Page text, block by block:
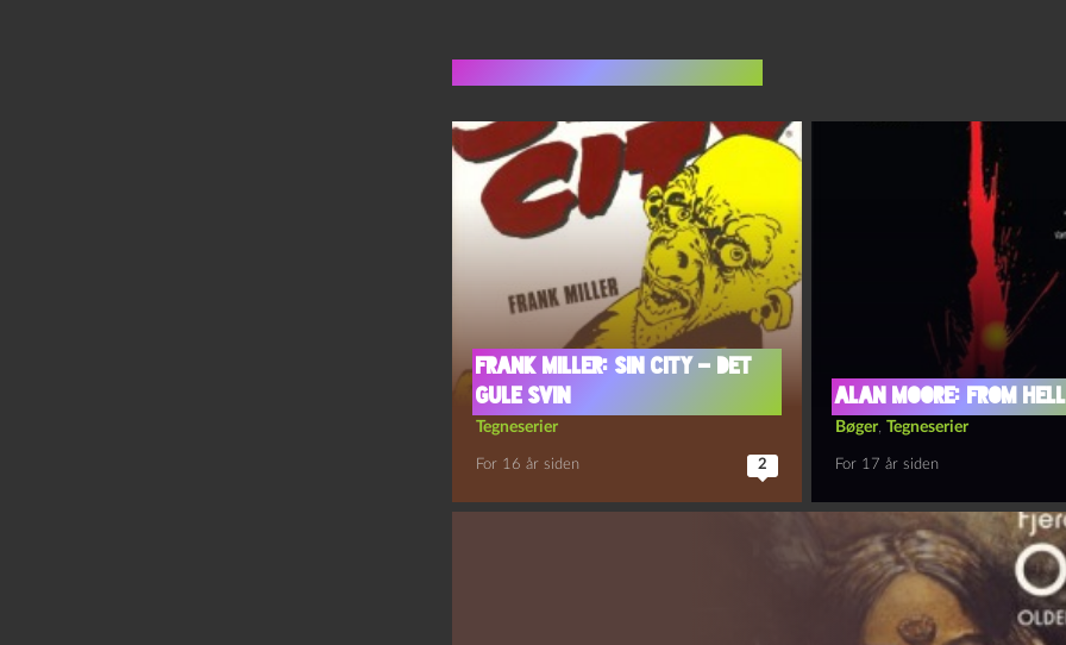
Frank Miller: Sin City – Det
gule svin
Tegneserier
For 16 år siden 2
Alan Moore: From Hell
Bøger,Tegneserier
For 17 år siden